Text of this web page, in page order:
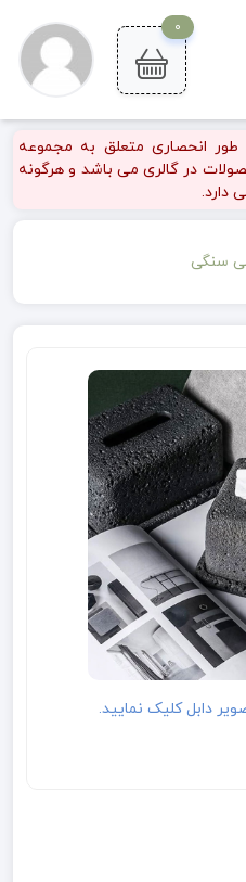
0
انحصاری متعلق به مجموعه
در گالری می باشد و هرگونه
دارد.
سنگی
دابل کلیک نمایید.